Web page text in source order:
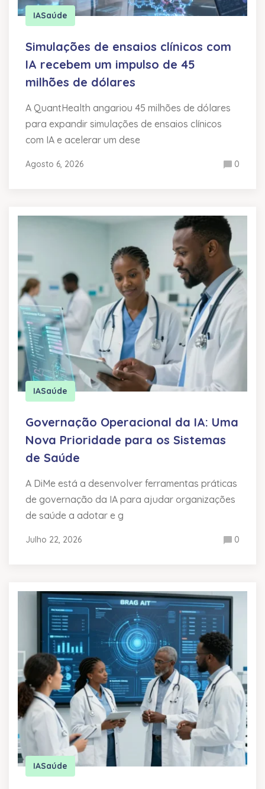
IASaúde
Simulações de ensaios clínicos com
IA recebem um impulso de 45
milhões de dólares
A QuantHealth angariou 45 milhões de dólares
para expandir simulações de ensaios clínicos
com IA e acelerar um dese
Agosto 6, 2026 0
IASaúde
Governação Operacional da IA: Uma
Nova Prioridade para os Sistemas
de Saúde
A DiMe está a desenvolver ferramentas práticas
de governação da IA para ajudar organizações
de saúde a adotar e g
Julho 22, 2026 0
IASaúde